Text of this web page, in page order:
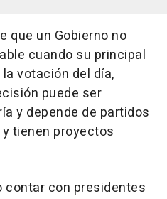
que un Gobierno no
cuando su principal
votación del día,
puede ser
y depende de partidos
tienen proyectos
contar con presidentes